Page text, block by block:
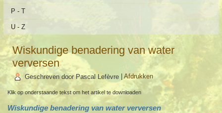
P - T
U - Z
Wiskundige benadering van water
verversen
Geschreven door Pascal Lefèvre |Afdrukken
Klik op onderstaande tekst om het artikel te downloaden
Wiskundige benadering van water verversen